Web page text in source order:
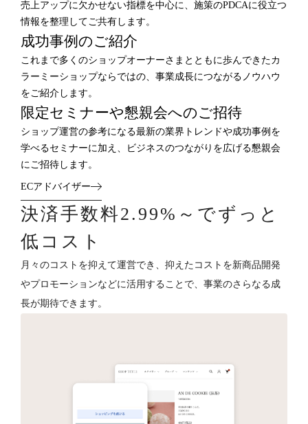
売上アップに欠かせない指標を中心に、施策のPDCAに役立つ
情報を整理してご共有します。
成功事例のご紹介
これまで多くのショップオーナーさまとともに歩んできたカ
ラーミーショップならではの、事業成長につながるノウハウ
をご紹介します。
限定セミナーや懇親会へのご招待
ショップ運営の参考になる最新の業界トレンドや成功事例を
学べるセミナーに加え、ビジネスのつながりを広げる懇親会
にご招待します。
ECアドバイザー
決済手数料2.99%～でずっと
低コスト
月々のコストを抑えて運営でき、抑えたコストを新商品開発
やプロモーションなどに活用することで、事業のさらなる成
長が期待できます。